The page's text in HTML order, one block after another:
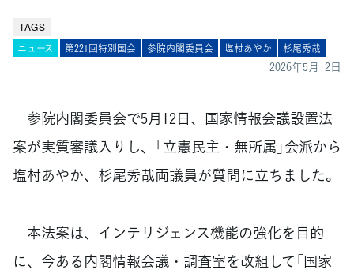
TAGS
ニュース 第221回特別国会 参院内閣委員会 塩村あやか 杉尾秀哉
2026年5月12日
参院内閣委員会で5月12日、国家情報会議設置法
案が実質審議入りし、「立憲民主・無所属」会派から
塩村あやか、杉尾秀哉両議員が質問に立ちました。
本法案は、インテリジェンス機能の強化を目的
に、今ある内閣情報会議・調査室を改組して「国家